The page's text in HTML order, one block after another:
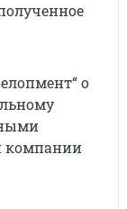
о
компании